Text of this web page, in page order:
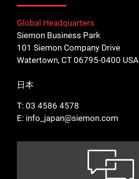
Global Headquarters
Siemon Business Park
101 Siemon Company Drive
Watertown, CT 06795-0400 USA
日本
T: 03 4586 4578
E: info_japan@siemon.com